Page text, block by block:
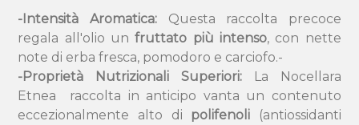
-Intensità Aromatica:Questa raccolta precoce
regala all'olio unfruttato più intenso, con nette
note di erba fresca, pomodoro e carciofo.-
-Proprietà Nutrizionali Superiori: La Nocellara
Etnea raccolta in anticipo vanta un contenuto
eccezionalmente alto di polifenoli (antiossidanti